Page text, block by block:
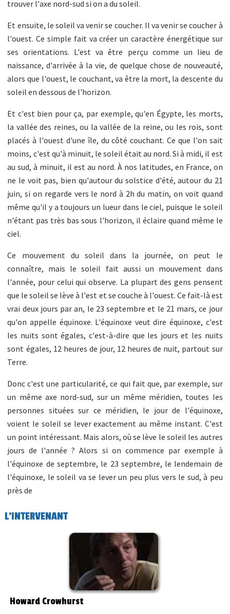
trouver l'axe nord-sud si on a du soleil.
Et ensuite, le soleil va venir se coucher. Il va venir se coucher à
l'ouest. Ce simple fait va créer un caractère énergétique sur
ses orientations. L'est va être perçu comme un lieu de
naissance, d'arrivée à la vie, de quelque chose de nouveauté,
alors que l'ouest, le couchant, va être la mort, la descente du
soleil en dessous de l'horizon.
Et c'est bien pour ça, par exemple, qu'en Égypte, les morts,
la vallée des reines, ou la vallée de la reine, ou les rois, sont
placés à l'ouest d'une île, du côté couchant. Ce que l'on sait
moins, c'est qu'à minuit, le soleil était au nord. Si à midi, il est
au sud, à minuit, il est au nord. À nos latitudes, en France, on
ne le voit pas, bien qu'autour du solstice d'été, autour du 21
juin, si on regarde vers le nord à 2h du matin, on voit quand
même qu'il y a toujours un lueur dans le ciel, puisque le soleil
n'étant pas très bas sous l'horizon, il éclaire quand même le
ciel.
Ce mouvement du soleil dans la journée, on peut le
connaître, mais le soleil fait aussi un mouvement dans
l'année, pour celui qui observe. La plupart des gens pensent
que le soleil se lève à l'est et se couche à l'ouest. Ce fait-là est
vrai deux jours par an, le 23 septembre et le 21 mars, ce jour
qu'on appelle équinoxe. L'équinoxe veut dire équinoxe, c'est
les nuits sont égales, c'est-à-dire que les jours et les nuits
sont égales, 12 heures de jour, 12 heures de nuit, partout sur
Terre.
Donc c'est une particularité, ce qui fait que, par exemple, sur
un même axe nord-sud, sur un même méridien, toutes les
personnes situées sur ce méridien, le jour de l'équinoxe,
voient le soleil se lever exactement au même instant. C'est
un point intéressant. Mais alors, où se lève le soleil les autres
jours de l'année ? Alors si on commence par exemple à
l'équinoxe de septembre, le 23 septembre, le lendemain de
l'équinoxe, le soleil va se lever un peu plus vers le sud, à peu
près de
L'INTERVENANT
Howard Crowhurst